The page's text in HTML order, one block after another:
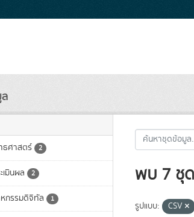
ธศาสตร์ 2
เมินผล 2
กรรมดิจิทัล 1
พบ 7 ชุ
รูปแบบ: CSV